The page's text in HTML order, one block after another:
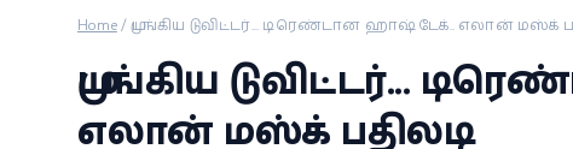
விளையாட்டு
Home/முடங்கிய டுவிட்டர்... டிரெண்டான ஹாஷ் டேக்.. எலான் மஸ்க்
முடங்கிய டுவிட்டர்...
எலான் மஸ்க் பதிலடி